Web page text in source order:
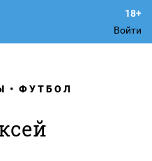
Войти
ФУТБОЛ